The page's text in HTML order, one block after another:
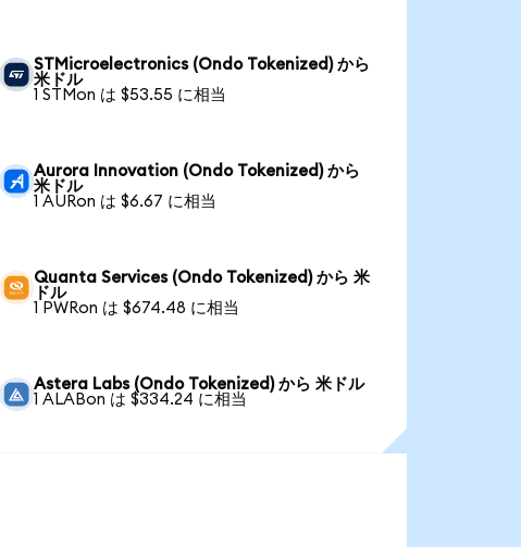
STMicroelectronics (Ondo Tokenized) から
米ドル
1 STMon は $53.55 に相当
Aurora Innovation (Ondo Tokenized) から
米ドル
1 AURon は $6.67 に相当
Quanta Services (Ondo Tokenized) から 米
ドル
1 PWRon は $674.48 に相当
Astera Labs (Ondo Tokenized) から 米ドル
1 ALABon は $334.24 に相当